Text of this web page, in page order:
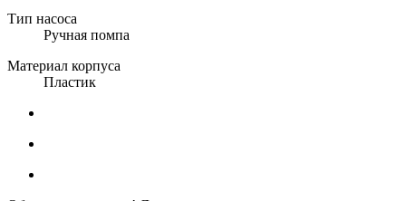
Тип насоса
Ручная помпа
Материал корпуса
Пластик